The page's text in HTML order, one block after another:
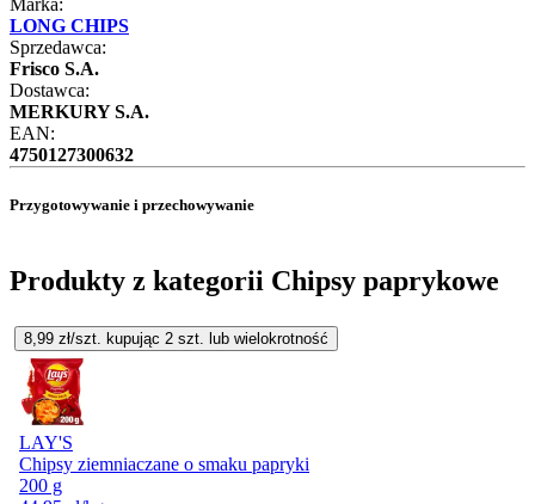
Marka:
LONG CHIPS
Sprzedawca:
Frisco S.A.
Dostawca:
MERKURY S.A.
EAN:
4750127300632
Przygotowywanie i przechowywanie
Produkty z kategorii Chipsy paprykowe
8,99 zł/szt. kupując 2 szt. lub wielokrotność
LAY'S
Chipsy ziemniaczane o smaku papryki
200 g